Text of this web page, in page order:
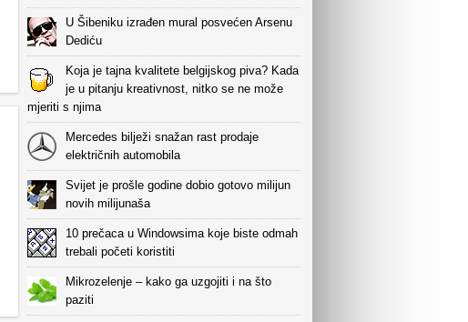
U Šibeniku izrađen mural posvećen Arsenu
Dediću
Koja je tajna kvalitete belgijskog piva? Kada
je u pitanju kreativnost, nitko se ne može
mjeriti s njima
Mercedes bilježi snažan rast prodaje
električnih automobila
Svijet je prošle godine dobio gotovo milijun
novih milijunaša
10 prečaca u Windowsima koje biste odmah
trebali početi koristiti
Mikrozelenje – kako ga uzgojiti i na što
paziti